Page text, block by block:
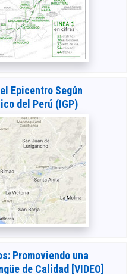
Epicentro Según
del Perú (IGP)
Promoviendo una
de Calidad [VIDEO]